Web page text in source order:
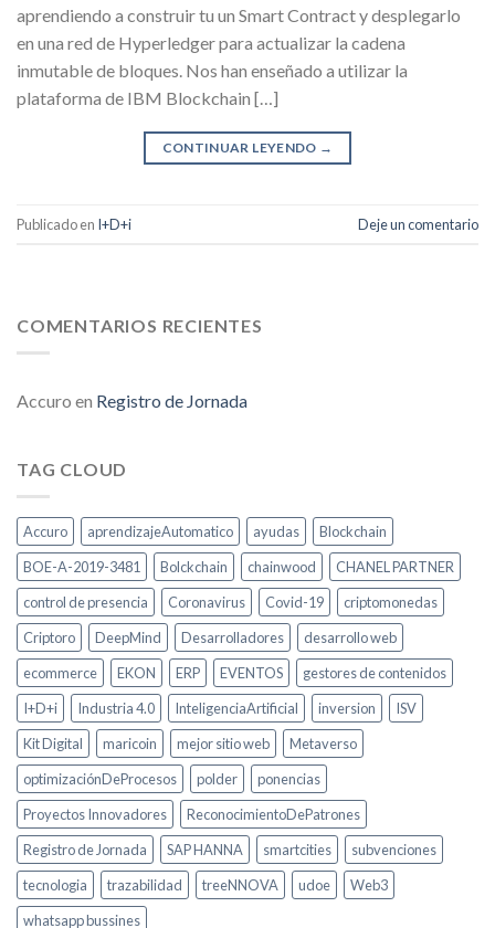
aprendiendo a construir tu un Smart Contract y desplegarlo
en una red de Hyperledger para actualizar la cadena
inmutable de bloques. Nos han enseñado a utilizar la
plataforma de IBM Blockchain […]
CONTINUAR LEYENDO →
Publicado en I+D+i Deje un comentario
COMENTARIOS RECIENTES
Accuro en Registro de Jornada
TAG CLOUD
Accuro aprendizajeAutomatico ayudas
Blockchain
BOE-A-2019-3481
Bolckchain chainwood
CHANEL PARTNER
control de presencia
Coronavirus Covid-19
criptomonedas
Criptoro
DeepMind Desarrolladores
desarrollo web
ecommerce
EKON ERP EVENTOS
gestores de contenidos
I+D+i
Industria 4.0 InteligenciaArtificial inversion
ISV
Kit Digital
maricoin mejor sitio web
Metaverso
optimizaciónDeProcesos
polder
ponencias
Proyectos Innovadores
ReconocimientoDePatrones
Registro de Jornada
SAP HANNA smartcities
subvenciones
tecnologia
trazabilidad treeNNOVA udoe
Web3
whatsapp bussines